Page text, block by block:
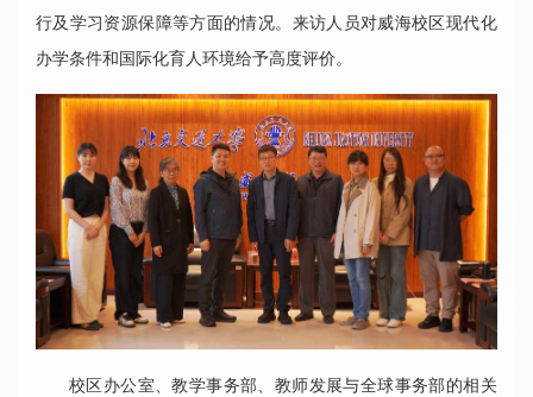
行及学习资源保障等方面的情况。来访人员对威海校区现代化
办学条件和国际化育人环境给予高度评价。
校区办公室、教学事务部、教师发展与全球事务部的相关